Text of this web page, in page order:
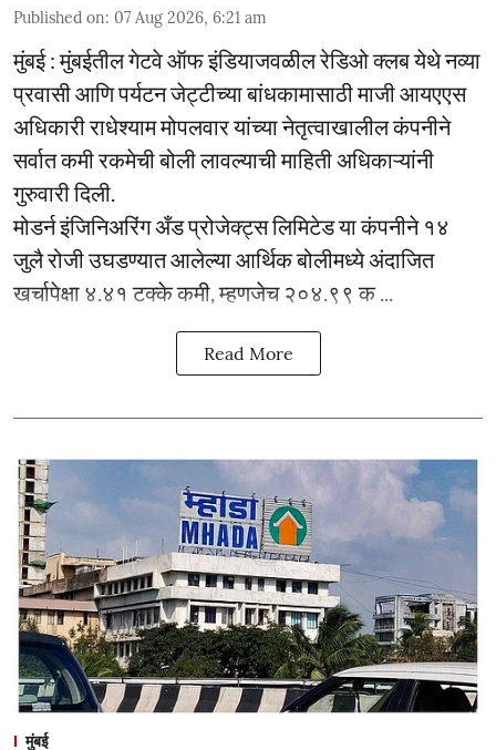
Published on: 07 Aug 2026, 6:21 am
मुंबई : मुंबईतील गेटवे ऑफ इंडियाजवळील रेडिओ क्लब येथे नव्या
प्रवासी आणि पर्यटन जेट्टीच्या बांधकामासाठी माजी आयएएस
अधिकारी राधेश्याम मोपलवार यांच्या नेतृत्वाखालील कंपनीने
सर्वात कमी रकमेची बोली लावल्याची माहिती अधिकाऱ्यांनी
गुरुवारी दिली.
मोडर्न इंजिनिअरिंग अँड प्रोजेक्ट्स लिमिटेड या कंपनीने १४
जुलै रोजी उघडण्यात आलेल्या आर्थिक बोलीमध्ये अंदाजित
खर्चापेक्षा ४.४१ टक्के कमी, म्हणजेच २०४.९९ क ...
Read More
मुंबई